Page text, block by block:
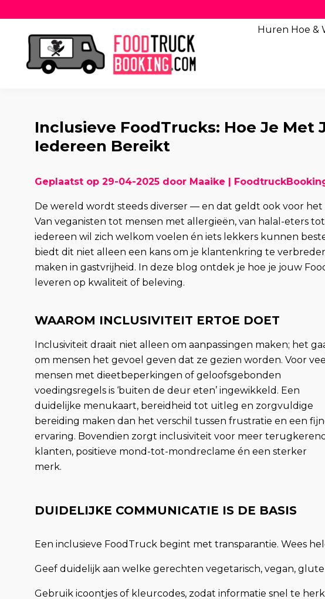
Huren Hoe &
Inclusieve FoodTrucks: Hoe Je Met
Iedereen Bereikt
Geplaatst op 29-04-2025 door Maaike |
De wereld wordt steeds diverser — en dat geldt ook voor
Van veganisten tot mensen met allergieën, van halal-eters
iedereen wil zich welkom voelen én iets lekkers kunnen
biedt dit niet alleen een kans om je klantenkring te
maken in gastvrijheid. In deze blog ontdek je hoe je jouw
leveren op kwaliteit of beleving.
WAAROM INCLUSIVITEIT ERTOE DOET
Inclusiviteit draait niet alleen om aanpassingen maken; het
om mensen het gevoel geven dat ze gezien worden. Voor veel
mensen met dieetbeperkingen of geloofsgebonden
voedingsregels is ‘buiten de deur eten’ ingewikkeld. Een
duidelijke menukaart, bereidheid tot uitleg en zorgvuldige
bereiding maken dan het verschil tussen frustratie en een
ervaring. Bovendien zorgt inclusiviteit voor meer
klanten, positieve mond-tot-mondreclame én een sterker
merk.
DUIDELIJKE COMMUNICATIE IS DE BASIS
Een inclusieve FoodTruck begint met transparantie. Wees
Geef duidelijk aan welke gerechten vegetarisch, vegan,
Gebruik icoontjes of kleurcodes, zodat informatie snel te